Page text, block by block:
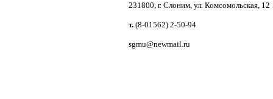
231800, г. Слоним, ул. Комсомольская, 12
т. (8-01562) 2-50-94
sgmu@newmail.ru